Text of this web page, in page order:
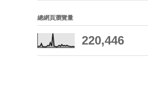
總網頁瀏覽量
220,446